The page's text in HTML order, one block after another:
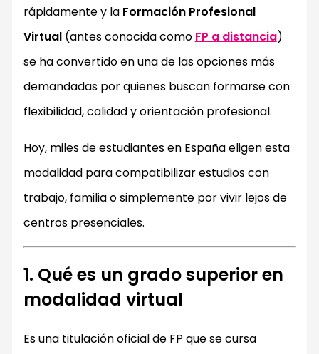
rápidamente y la Formación Profesional
Virtual(antes conocida como FP a distancia)
se ha convertido en una de las opciones más
demandadas por quienes buscan formarse con
flexibilidad, calidad y orientación profesional.
Hoy, miles de estudiantes en España eligen esta
modalidad para compatibilizar estudios con
trabajo, familia o simplemente por vivir lejos de
centros presenciales.
1. Qué es un grado superior en
modalidad virtual
Es una titulación oficial de FP que se cursa